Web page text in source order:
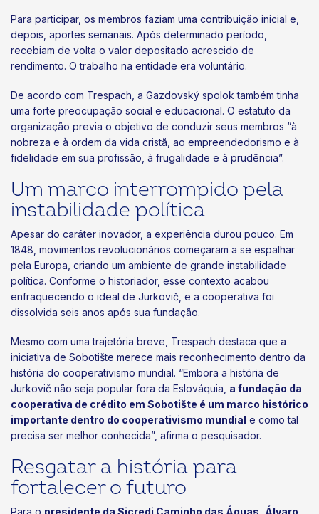
Para participar, os membros faziam uma contribuição inicial e,
depois, aportes semanais. Após determinado período,
recebiam de volta o valor depositado acrescido de
rendimento. O trabalho na entidade era voluntário.
De acordo com Trespach, a Gazdovský spolok também tinha
uma forte preocupação social e educacional. O estatuto da
organização previa o objetivo de conduzir seus membros “à
nobreza e à ordem da vida cristã, ao empreendedorismo e à
fidelidade em sua profissão, à frugalidade e à prudência”.
Um marco interrompido pela
instabilidade política
Apesar do caráter inovador, a experiência durou pouco. Em
1848, movimentos revolucionários começaram a se espalhar
pela Europa, criando um ambiente de grande instabilidade
política. Conforme o historiador, esse contexto acabou
enfraquecendo o ideal de Jurkovič, e a cooperativa foi
dissolvida seis anos após sua fundação.
Mesmo com uma trajetória breve, Trespach destaca que a
iniciativa de Sobotište merece mais reconhecimento dentro da
história do cooperativismo mundial. “Embora a história de
Jurkovič não seja popular fora da Eslováquia, a fundação da
cooperativa de crédito em Sobotište é um marco histórico
importante dentro do cooperativismo mundial e como tal
precisa ser melhor conhecida”, afirma o pesquisador.
Resgatar a história para
fortalecer o futuro